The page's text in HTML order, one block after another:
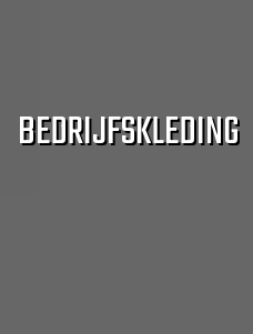
BEDRIJFSKLEDING